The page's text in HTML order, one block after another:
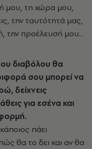
μου, τη χώρα μου,
την ταυτότητά μας,
την προέλευσή μου...
διαβόλου θα
σου μπορεί να
δείχνεις
για εσένα και
πάει
θα το δει και αν θα